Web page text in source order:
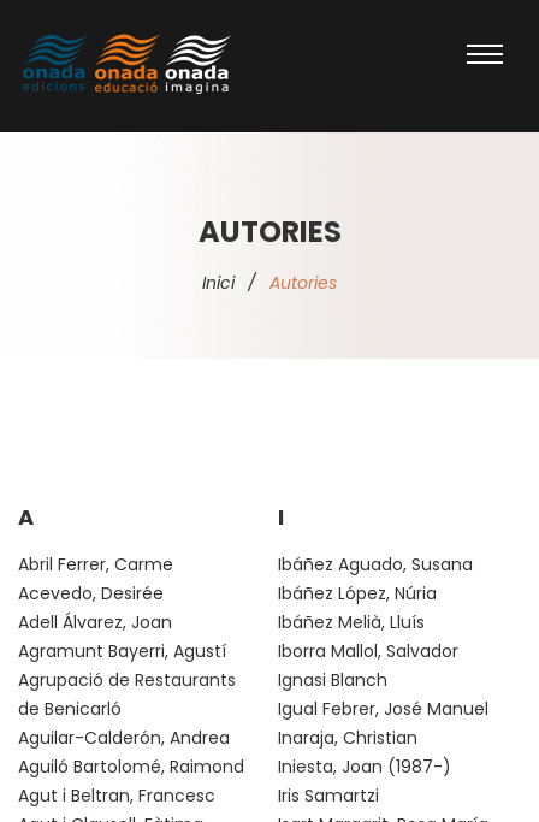
AUTORIES
Inici / Autories
A
Abril Ferrer, Carme
Acevedo, Desirée
Adell Álvarez, Joan
Agramunt Bayerri, Agustí
Agrupació de Restaurants
de Benicarló
Aguilar-Calderón, Andrea
Aguiló Bartolomé, Raimond
Agut i Beltran, Francesc
I
Ibáñez Aguado, Susana
Ibáñez López, Núria
Ibáñez Melià, Lluís
Iborra Mallol, Salvador
Ignasi Blanch
Igual Febrer, José Manuel
Inaraja, Christian
Iniesta, Joan (1987-)
Iris Samartzi